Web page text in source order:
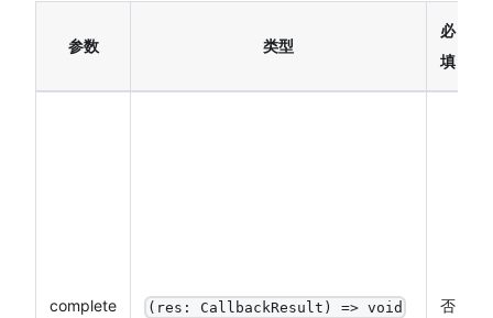
参数 类型
必
填
complete (res: CallbackResult) => void 否